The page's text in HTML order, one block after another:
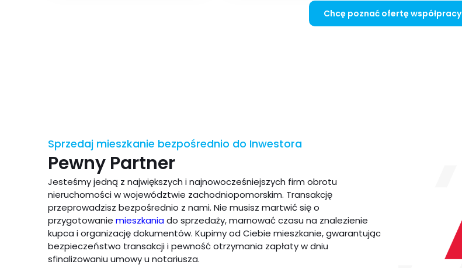
Chcę poznać ofertę współpracy
Sprzedaj mieszkanie bezpośrednio do Inwestora
Pewny Partner
Jesteśmy jedną z największych i najnowocześniejszych firm obrotu
nieruchomości w województwie zachodniopomorskim. Transakcję
przeprowadzisz bezpośrednio z nami. Nie musisz martwić się o
przygotowanie mieszkaniado sprzedaży, marnować czasu na znalezienie
kupca i organizację dokumentów. Kupimy od Ciebie mieszkanie, gwarantując
bezpieczeństwo transakcji i pewność otrzymania zapłaty w dniu
sfinalizowaniu umowy u notariusza.